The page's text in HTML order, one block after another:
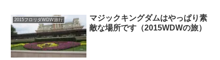
2015フロリダWDW旅行
マジックキングダムはやっぱり素
敵な場所です（2015WDWの旅）